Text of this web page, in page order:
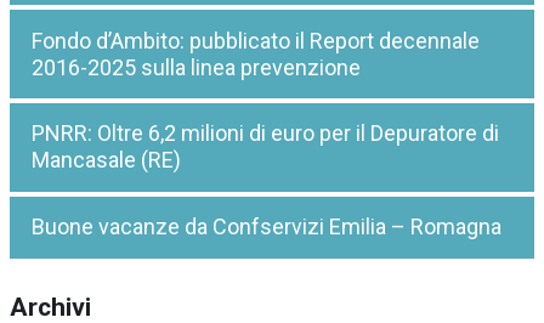
Fondo d’Ambito: pubblicato il Report decennale
2016-2025 sulla linea prevenzione
PNRR: Oltre 6,2 milioni di euro per il Depuratore di
Mancasale (RE)
Buone vacanze da Confservizi Emilia – Romagna
Archivi